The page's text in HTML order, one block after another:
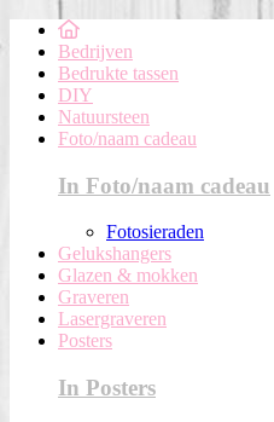
Bedrijven
Bedrukte tassen
DIY
Natuursteen
Foto/naam cadeau
In Foto/naam cadeau
Fotosieraden
Gelukshangers
Glazen & mokken
Graveren
Lasergraveren
Posters
In Posters